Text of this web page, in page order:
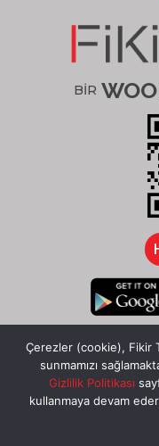
BİR
Çerezler (cookie), Fikir
sunmamızı
Gizlilik Politikası
kullanmaya devam